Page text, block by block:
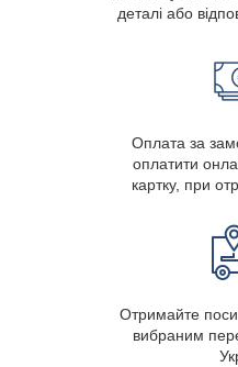
деталі або
Оплата за
оплатити
картку, при
Отримайте
вибраним